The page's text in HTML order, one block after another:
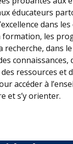
éducateurs
dans
formation, les
recherche, dans
connaissances,
ressources et
accéder à
et s’y orienter.